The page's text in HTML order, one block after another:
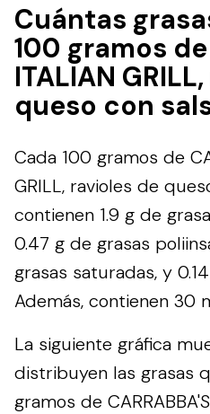
Cuántas
100 gramos de
ITALIAN
queso con
Cada 100 gramos de
GRILL, ravioles de
contienen 1.9 g de
0.47 g de grasas
grasas saturadas, y
Además, contienen 30
La siguiente gráfica
distribuyen las grasas
gramos de